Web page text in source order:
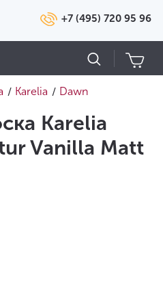
+7 (495) 720 95 96
/ Karelia / Dawn
Karelia
Vanilla Matt